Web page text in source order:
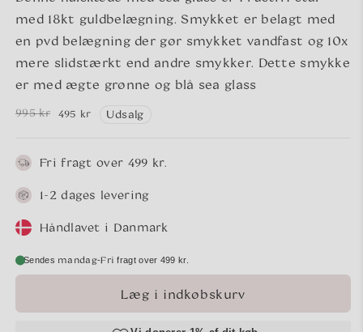
med 18kt guldbelægning. Smykket er belagt med
en pvd belægning der gør smykket vandfast og 10x
mere slidstærkt end andre smykker. Dette smykke
er med ægte grønne og blå sea glass
Normalpris
995 kr
Udsalgspris495 kr Udsalg
Fri fragt over 499 kr.
1-2 dages levering
Håndlavet i Danmark
Sendes mandag-Fri fragt over 499 kr.
Læg i indkøbskurv